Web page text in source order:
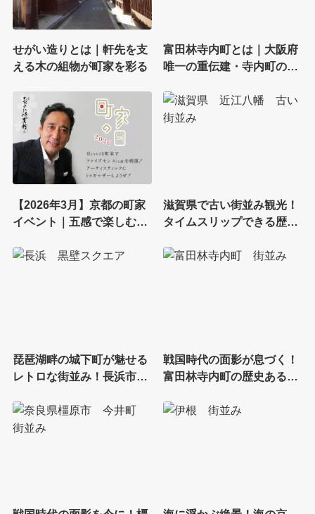
せがい造りとは｜軒先を支
える木の組物が町家を彩る
富田林寺内町とは｜大阪府
唯一の重伝建・寺内町の街
【2026年3月】京都の町家
イベント｜五感で楽しむ
迎賓館」開催
滋賀県で古い街並み観光！
タイムスリップできる歴史
琵琶湖畔の城下町が魅せる
レトロな街並み！長浜市観
クエアの魅力
戦国時代の面影が息づく！
富田林寺内町の歴史ある街